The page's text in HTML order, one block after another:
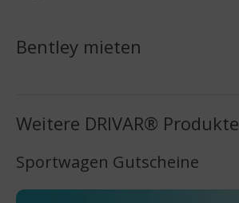
Bentley mieten
Weitere DRIVAR® Produkte
Sportwagen Gutscheine